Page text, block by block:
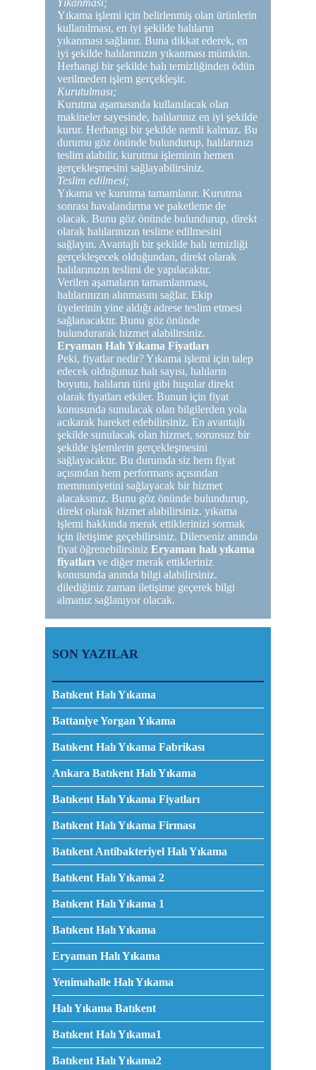
Yıkanması;
Yıkama işlemi için belirlenmiş olan ürünlerin
kullanılması, en iyi şekilde halıların
yıkanması sağlanır. Buna dikkat ederek, en
iyi şekilde halılarınızın yıkanması mümkün.
Herhangi bir şekilde halı temizliğinden ödün
verilmeden işlem gerçekleşir.
Kurutulması;
Kurutma aşamasında kullanılacak olan
makineler sayesinde, halılarınız en iyi şekilde
kurur. Herhangi bir şekilde nemli kalmaz. Bu
durumu göz önünde bulundurup, halılarınızı
teslim alabilir, kurutma işleminin hemen
gerçekleşmesini sağlayabilirsiniz.
Teslim edilmesi;
Yıkama ve kurutma tamamlanır. Kurutma
sonrası havalandırma ve paketleme de
olacak. Bunu göz önünde bulundurup, direkt
olarak halılarınızın teslime edilmesini
sağlayın. Avantajlı bir şekilde halı temizliği
gerçekleşecek olduğundan, direkt olarak
halılarınızın teslimi de yapılacaktır.
Verilen aşamaların tamamlanması,
halılarınızın alınmasını sağlar. Ekip
üyelerinin yine aldığı adrese teslim etmesi
sağlanacaktır. Bunu göz önünde
bulundurarak hizmet alabilirsiniz.
Eryaman Halı Yıkama Fiyatları
Peki, fiyatlar nedir? Yıkama işlemi için talep
edecek olduğunuz halı sayısı, halıların
boyutu, halıların türü gibi huşular direkt
olarak fiyatları etkiler. Bunun için fiyat
konusunda sunulacak olan bilgilerden yola
acıkarak hareket edebilirsiniz. En avantajlı
şekilde sunulacak olan hizmet, sorunsuz bir
şekilde işlemlerin gerçekleşmesini
sağlayacaktır. Bu durumda siz hem fiyat
açısından hem performans açısından
memnuniyetini sağlayacak bir hizmet
alacaksınız. Bunu göz önünde bulundurup,
direkt olarak hizmet alabilirsiniz. yıkama
işlemi hakkında merak ettiklerinizi sormak
için iletişime geçebilirsiniz. Dilerseniz anında
fiyat öğrenebilirsiniz Eryaman halı yıkama
fiyatları ve diğer merak ettikleriniz
konusunda anında bilgi alabilirsiniz.
dilediğiniz zaman iletişime geçerek bilgi
almanız sağlanıyor olacak.
SON YAZILAR
Batıkent Halı Yıkama
Battaniye Yorgan Yıkama
Batıkent Halı Yıkama Fabrikası
Ankara Batıkent Halı Yıkama
Batıkent Halı Yıkama Fiyatları
Batıkent Halı Yıkama Firması
Batıkent Antibakteriyel Halı Yıkama
Batıkent Halı Yıkama 2
Batıkent Halı Yıkama 1
Batıkent Halı Yıkama
Eryaman Halı Yıkama
Yenimahalle Halı Yıkama
Halı Yıkama Batıkent
Batıkent Halı Yıkama1
Batıkent Halı Yıkama2